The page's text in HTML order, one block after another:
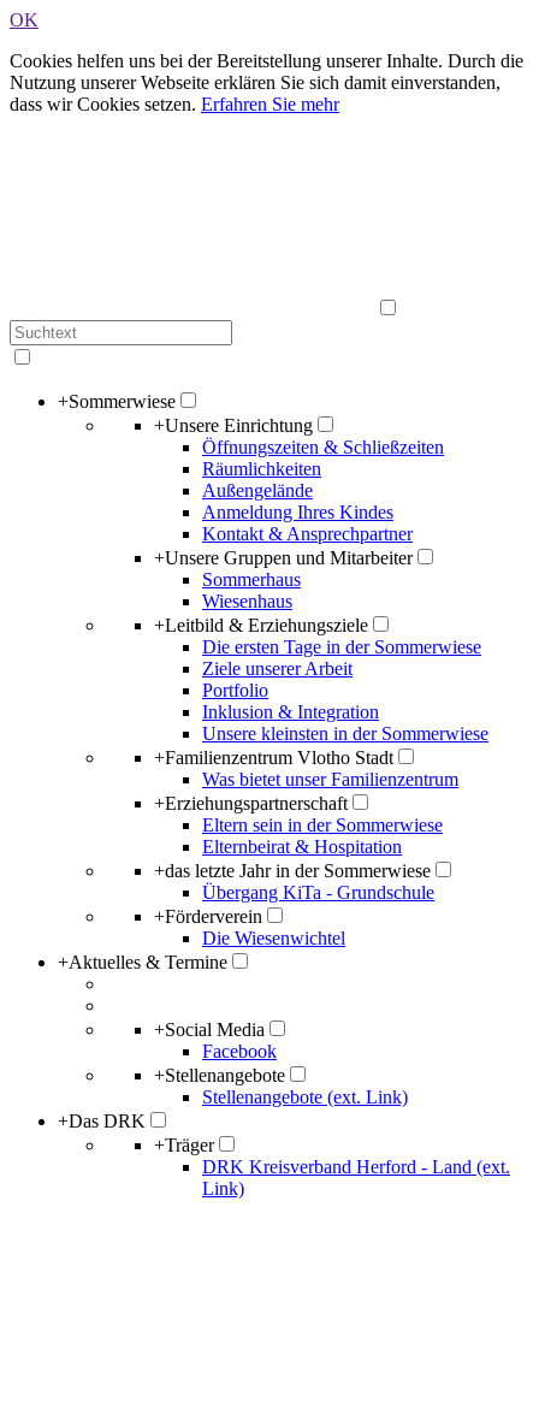
OK
Cookies helfen uns bei der Bereitstellung unserer Inhalte. Durch die
Nutzung unserer Webseite erklären Sie sich damit einverstanden,
dass wir Cookies setzen. Erfahren Sie mehr
+Sommerwiese
+Unsere Einrichtung
Öffnungszeiten & Schließzeiten
Räumlichkeiten
Außengelände
Anmeldung Ihres Kindes
Kontakt & Ansprechpartner
+Unsere Gruppen und Mitarbeiter
Sommerhaus
Wiesenhaus
+Leitbild & Erziehungsziele
Die ersten Tage in der Sommerwiese
Ziele unserer Arbeit
Portfolio
Inklusion & Integration
Unsere kleinsten in der Sommerwiese
+Familienzentrum Vlotho Stadt
Was bietet unser Familienzentrum
+Erziehungspartnerschaft
Eltern sein in der Sommerwiese
Elternbeirat & Hospitation
+das letzte Jahr in der Sommerwiese
Übergang KiTa - Grundschule
+Förderverein
Die Wiesenwichtel
+Aktuelles & Termine
+Social Media
Facebook
+Stellenangebote
Stellenangebote (ext. Link)
+Das DRK
+Träger
DRK Kreisverband Herford - Land (ext.
Link)